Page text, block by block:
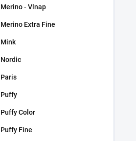
Merino - Vlnap
Merino Extra Fine
Mink
Nordic
Paris
Puffy
Puffy Color
Puffy Fine